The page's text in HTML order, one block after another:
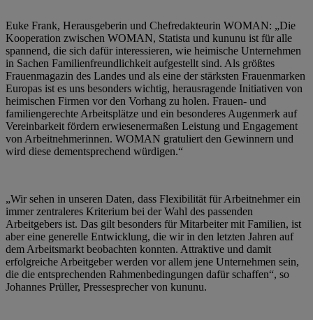
Euke Frank, Herausgeberin und Chefredakteurin WOMAN: „Die
Kooperation zwischen WOMAN, Statista und kununu ist für alle
spannend, die sich dafür interessieren, wie heimische Unternehmen
in Sachen Familienfreundlichkeit aufgestellt sind. Als größtes
Frauenmagazin des Landes und als eine der stärksten Frauenmarken
Europas ist es uns besonders wichtig, herausragende Initiativen von
heimischen Firmen vor den Vorhang zu holen. Frauen- und
familiengerechte Arbeitsplätze und ein besonderes Augenmerk auf
Vereinbarkeit fördern erwiesenermaßen Leistung und Engagement
von Arbeitnehmerinnen. WOMAN gratuliert den Gewinnern und
wird diese dementsprechend würdigen.“
„Wir sehen in unseren Daten, dass Flexibilität für Arbeitnehmer ein
immer zentraleres Kriterium bei der Wahl des passenden
Arbeitgebers ist. Das gilt besonders für Mitarbeiter mit Familien, ist
aber eine generelle Entwicklung, die wir in den letzten Jahren auf
dem Arbeitsmarkt beobachten konnten. Attraktive und damit
erfolgreiche Arbeitgeber werden vor allem jene Unternehmen sein,
die die entsprechenden Rahmenbedingungen dafür schaffen“, so
Johannes Prüller, Pressesprecher von kununu.